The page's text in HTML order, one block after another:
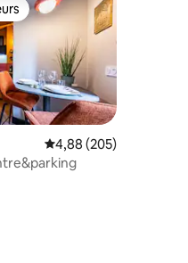
Note moyenne de
4,88 (205)